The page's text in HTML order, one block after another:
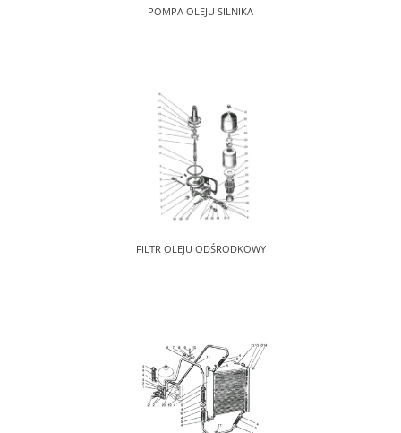
POMPA OLEJU SILNIKA
FILTR OLEJU ODŚRODKOWY